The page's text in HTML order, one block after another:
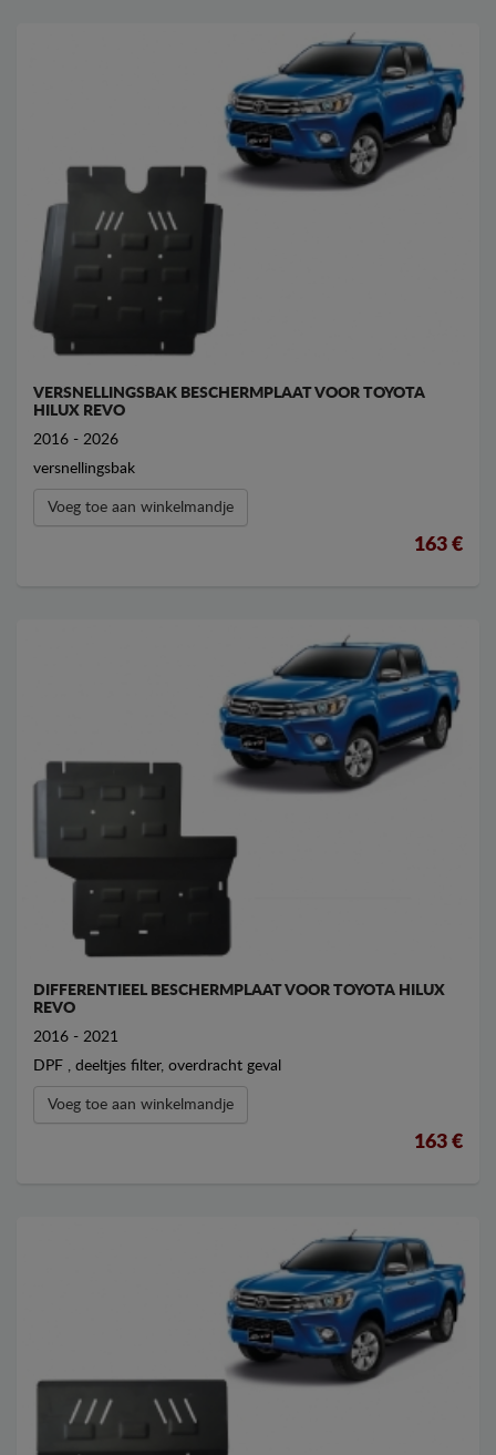
VERSNELLINGSBAK BESCHERMPLAAT VOOR TOYOTA
HILUX REVO
2016 - 2026
versnellingsbak
Voeg toe aan winkelmandje
163 €
DIFFERENTIEEL BESCHERMPLAAT VOOR TOYOTA HILUX
REVO
2016 - 2021
DPF , deeltjes filter, overdracht geval
Voeg toe aan winkelmandje
163 €